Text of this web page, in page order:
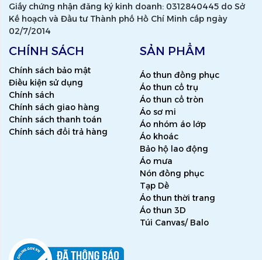
Giấy chứng nhận đăng ký kinh doanh: 0312840445 do Sở
Kế hoạch và Đầu tư Thành phố Hồ Chí Minh cấp ngày
02/7/2014
CHÍNH SÁCH
Chính sách bảo mật
Điều kiện sử dụng
Chính sách
Chính sách giao hàng
Chính sách thanh toán
Chính sách đổi trả hàng
SẢN PHẨM
Áo thun đồng phục
Áo thun cổ trụ
Áo thun cổ tròn
Áo sơ mi
Áo nhóm áo lớp
Áo khoác
Bảo hộ lao động
Áo mưa
Nón đồng phục
Tạp Dề
Áo thun thời trang
Áo thun 3D
Túi Canvas/ Balo